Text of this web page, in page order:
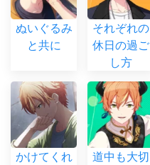
ぬいぐるみ
と共に
それぞれの
休日の過ご
し方
かけてくれ
道中も大切